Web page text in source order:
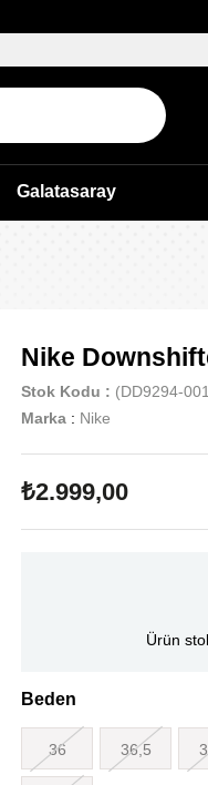
Galatasaray
Nike
Stok Kodu
(DD9294-
Marka : Nike
₺2.999,00
Ürün
Beden
36 36,5